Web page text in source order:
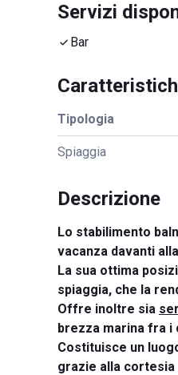
Servizi
Bar
Tipologia
Spiaggia
Descrizione
Lo stabilimento
vacanza davanti
La sua ottima
spiaggia, che la
Offre inoltre sia
brezza marina fra i
Costituisce un
grazie alla